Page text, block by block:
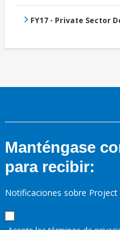
FY17 - Private Sector
Manténgase
para recibir:
Notificaciones sobre Project